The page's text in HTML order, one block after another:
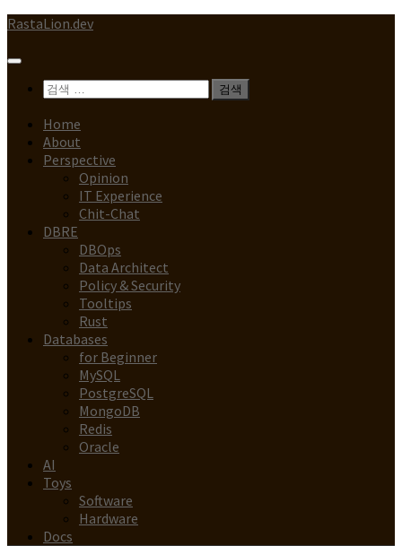
Skip
content
RastaLion.dev
검
Home
About
Perspective
Opinion
IT Experience
Chit-Chat
DBRE
DBOps
Data Architect
Policy & Security
Tooltips
Rust
Databases
for Beginner
MySQL
PostgreSQL
MongoDB
Redis
Oracle
AI
Toys
Software
Hardware
Docs